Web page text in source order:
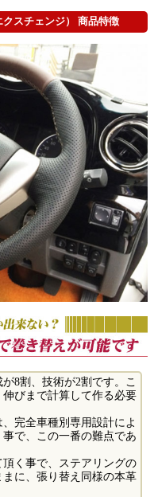
スチェンジ） 商品特徴
8割、技術が2割です。こ
びまで計算して作る必要
完全車種別専用設計によ
で、この一番の難点であ
く事で、ステアリングの
に、張り替え同様の本革